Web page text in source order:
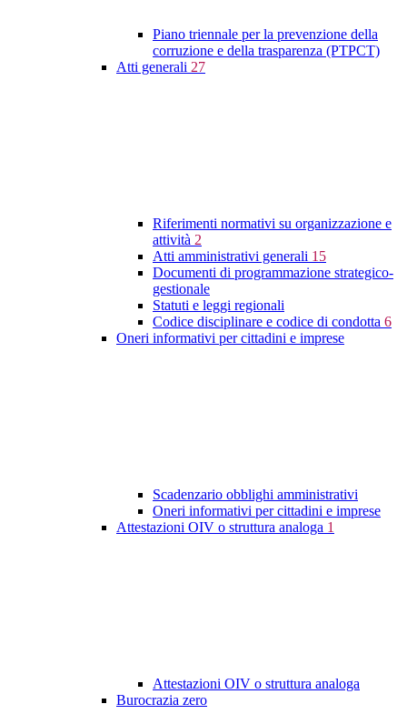
Piano triennale per la prevenzione della
corruzione e della trasparenza (PTPCT)
Atti generali 27
Riferimenti normativi su organizzazione e
attività 2
Atti amministrativi generali 15
Documenti di programmazione strategico-
gestionale
Statuti e leggi regionali
Codice disciplinare e codice di condotta 6
Oneri informativi per cittadini e imprese
Scadenzario obblighi amministrativi
Oneri informativi per cittadini e imprese
Attestazioni OIV o struttura analoga 1
Attestazioni OIV o struttura analoga
Burocrazia zero